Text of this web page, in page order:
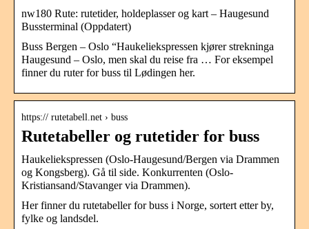
nw180 Rute: rutetider, holdeplasser og kart – Haugesund
Bussterminal (Oppdatert)
Buss Bergen – Oslo “Haukeliekspressen kjører strekninga
Haugesund – Oslo, men skal du reise fra … For eksempel
finner du ruter for buss til Lødingen her.
https:// rutetabell.net › buss
Rutetabeller og rutetider for buss
Haukeliekspressen (Oslo-Haugesund/Bergen via Drammen
og Kongsberg). Gå til side. Konkurrenten (Oslo-
Kristiansand/Stavanger via Drammen).
Her finner du rutetabeller for buss i Norge, sortert etter by,
fylke og landsdel.